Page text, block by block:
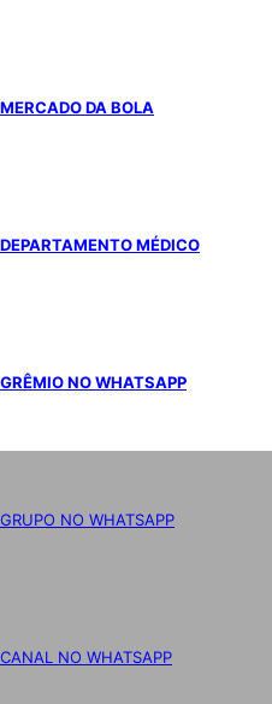
MERCADO DA BOLA
DEPARTAMENTO MÉDICO
GRÊMIO NO WHATSAPP
GRUPO NO WHATSAPP
CANAL NO WHATSAPP